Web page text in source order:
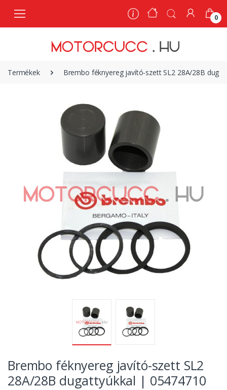
0
Termékek Brembo féknyereg javító-szett SL2 28A/28B
Brembo féknyereg javító-szett SL2
28A/28B dugattyúkkal | 05474710
0